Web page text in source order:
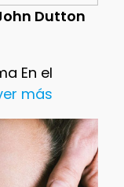
Dutton
En el
más